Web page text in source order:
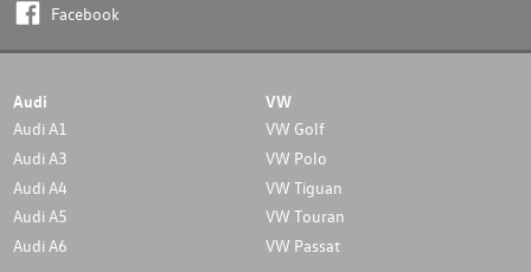
Facebook
Audi
Audi A1
Audi A3
Audi A4
Audi A5
Audi A6
VW
VW Golf
VW Polo
VW Tiguan
VW Touran
VW Passat